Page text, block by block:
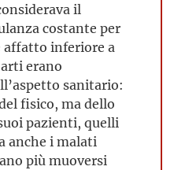
il
costante per
affatto inferiore a
erano
sanitario:
fisico, ma dello
pazienti, quelli
anche i malati
più muoversi